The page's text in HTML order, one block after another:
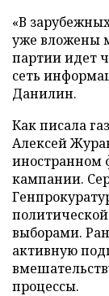
«В
уже вложены
партии идет
сеть
Данилин.
Как писала
Алексей
иностранном
кампании.
выборами.
активную
процессы.